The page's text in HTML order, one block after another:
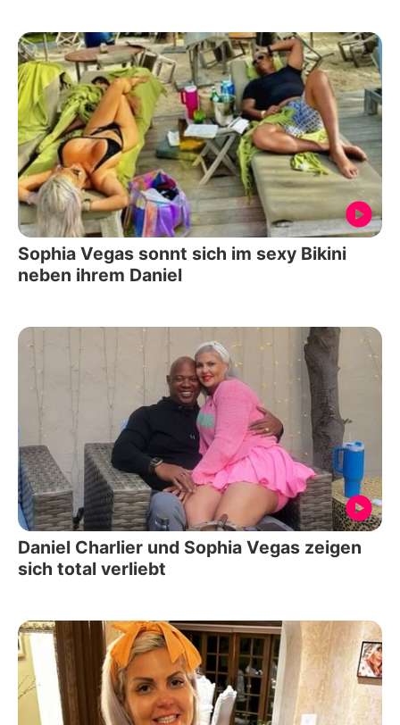
Sophia Vegas sonnt sich im sexy Bikini
neben ihrem Daniel
Daniel Charlier und Sophia Vegas zeigen
sich total verliebt